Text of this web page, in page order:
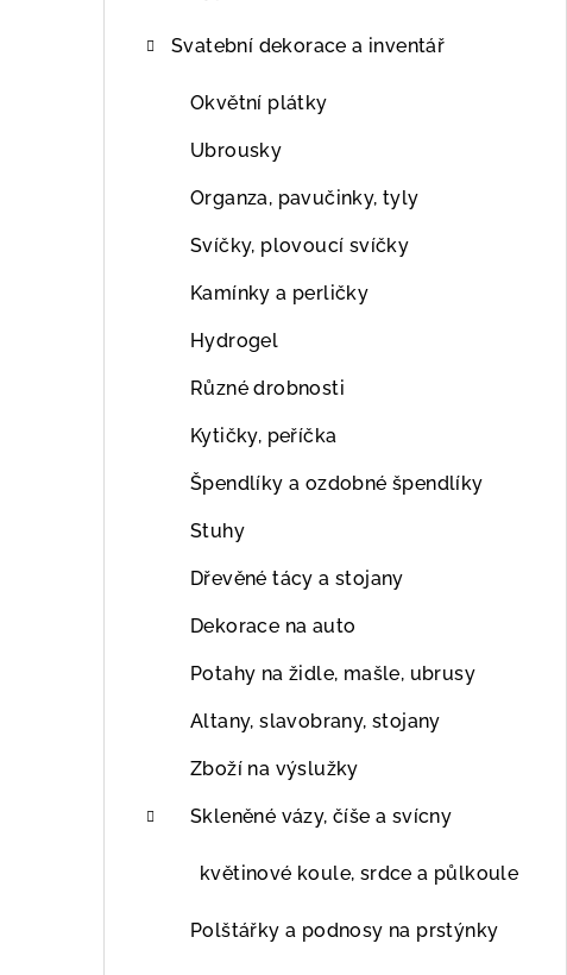
Svatební dekorace a inventář
Okvětní plátky
Ubrousky
Organza, pavučinky, tyly
Svíčky, plovoucí svíčky
Kamínky a perličky
Hydrogel
Různé drobnosti
Kytičky, peříčka
Špendlíky a ozdobné špendlíky
Stuhy
Dřevěné tácy a stojany
Dekorace na auto
Potahy na židle, mašle, ubrusy
Altany, slavobrany, stojany
Zboží na výslužky
Skleněné vázy, číše a svícny
květinové koule, srdce a půlkoule
Polštářky a podnosy na prstýnky